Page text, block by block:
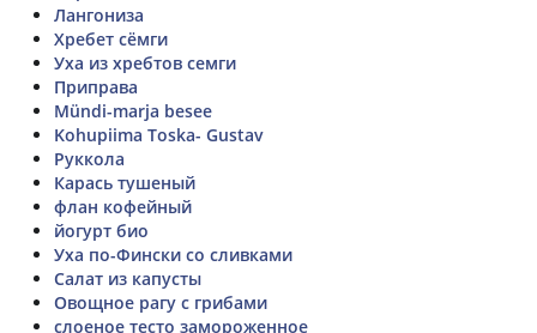
Лангониза
Хребет сёмги
Уха из хребтов семги
Приправа
Mündi-marja besee
Kohupiima Toska- Gustav
Руккола
Карась тушеный
флан кофейный
йогурт био
Уха по-Фински со сливками
Салат из капусты
Овощное рагу с грибами
слоеное тесто замороженное